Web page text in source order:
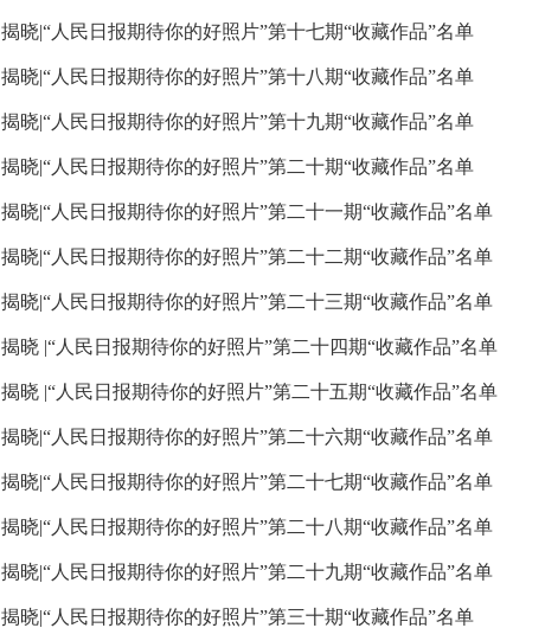
揭晓|“人民日报期待你的好照片”第十七期“收藏作品”名单
揭晓|“人民日报期待你的好照片”第十八期“收藏作品”名单
揭晓|“人民日报期待你的好照片”第十九期“收藏作品”名单
揭晓|“人民日报期待你的好照片”第二十期“收藏作品”名单
揭晓|“人民日报期待你的好照片”第二十一期“收藏作品”名单
揭晓|“人民日报期待你的好照片”第二十二期“收藏作品”名单
揭晓|“人民日报期待你的好照片”第二十三期“收藏作品”名单
揭晓 |“人民日报期待你的好照片”第二十四期“收藏作品”名单
揭晓 |“人民日报期待你的好照片”第二十五期“收藏作品”名单
揭晓|“人民日报期待你的好照片”第二十六期“收藏作品”名单
揭晓|“人民日报期待你的好照片”第二十七期“收藏作品”名单
揭晓|“人民日报期待你的好照片”第二十八期“收藏作品”名单
揭晓|“人民日报期待你的好照片”第二十九期“收藏作品”名单
揭晓|“人民日报期待你的好照片”第三十期“收藏作品”名单